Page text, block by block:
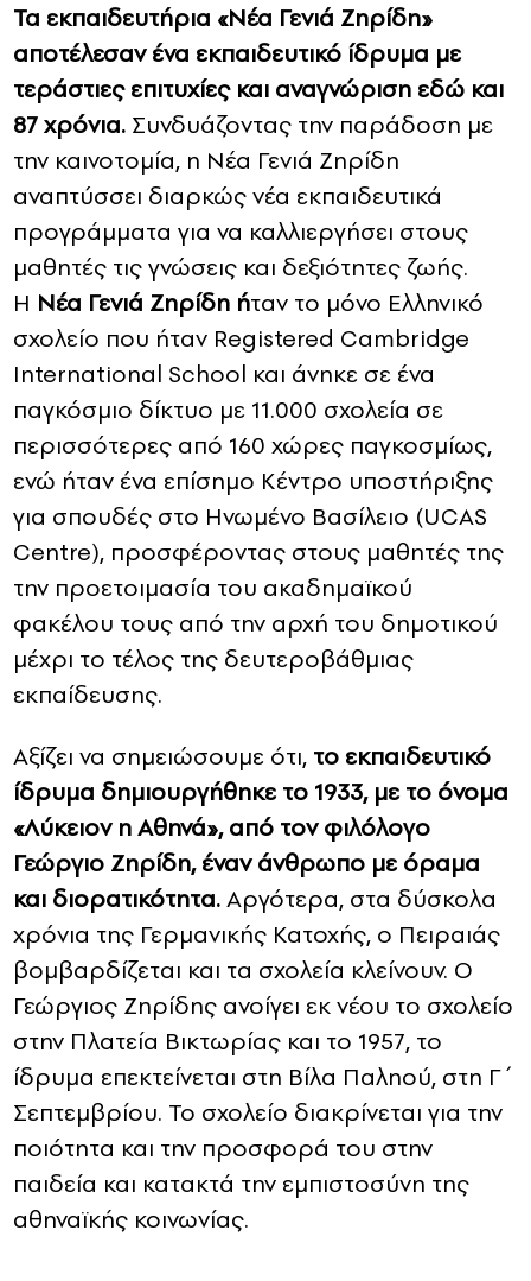
Τα εκπαιδευτήρια «Νέα Γενιά Ζηρίδη»
αποτέλεσαν ένα εκπαιδευτικό ίδρυμα με
τεράστιες επιτυχίες και αναγνώριση εδώ και
87 χρόνια. Συνδυάζοντας την παράδοση με
την καινοτομία, η Νέα Γενιά Ζηρίδη
αναπτύσσει διαρκώς νέα εκπαιδευτικά
προγράμματα για να καλλιεργήσει στους
μαθητές τις γνώσεις και δεξιότητες ζωής.
Η Νέα Γενιά Ζηρίδη ήταν το μόνο Ελληνικό
σχολείο που ήταν Registered Cambridge
International School και άνηκε σε ένα
παγκόσμιο δίκτυο με 11.000 σχολεία σε
περισσότερες από 160 χώρες παγκοσμίως,
ενώ ήταν ένα επίσημο Κέντρο υποστήριξης
για σπουδές στο Ηνωμένο Βασίλειο (UCAS
Centre), προσφέροντας στους μαθητές της
την προετοιμασία του ακαδημαϊκού
φακέλου τους από την αρχή του δημοτικού
μέχρι το τέλος της δευτεροβάθμιας
εκπαίδευσης.
Αξίζει να σημειώσουμε ότι, το εκπαιδευτικό
ίδρυμα δημιουργήθηκε το 1933, με το όνομα
«Λύκειον η Αθηνά», από τον φιλόλογο
Γεώργιο Ζηρίδη, έναν άνθρωπο με όραμα
και διορατικότητα.Αργότερα, στα δύσκολα
χρόνια της Γερμανικής Κατοχής, ο Πειραιάς
βομβαρδίζεται και τα σχολεία κλείνουν. Ο
Γεώργιος Ζηρίδης ανοίγει εκ νέου το σχολείο
στην Πλατεία Βικτωρίας και το 1957, το
ίδρυμα επεκτείνεται στη Βίλα Παληού, στη Γ΄
Σεπτεμβρίου. Το σχολείο διακρίνεται για την
ποιότητα και την προσφορά του στην
παιδεία και κατακτά την εμπιστοσύνη της
αθηναϊκής κοινωνίας.